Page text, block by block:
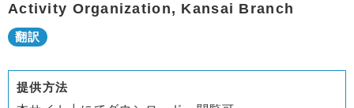
Activity Organization, Kansai Branch
提供方法